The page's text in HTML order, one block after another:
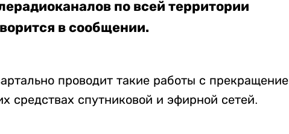
по всей территории
в сообщении.
проводит такие работы с прекращение
средствах спутниковой и эфирной сетей.